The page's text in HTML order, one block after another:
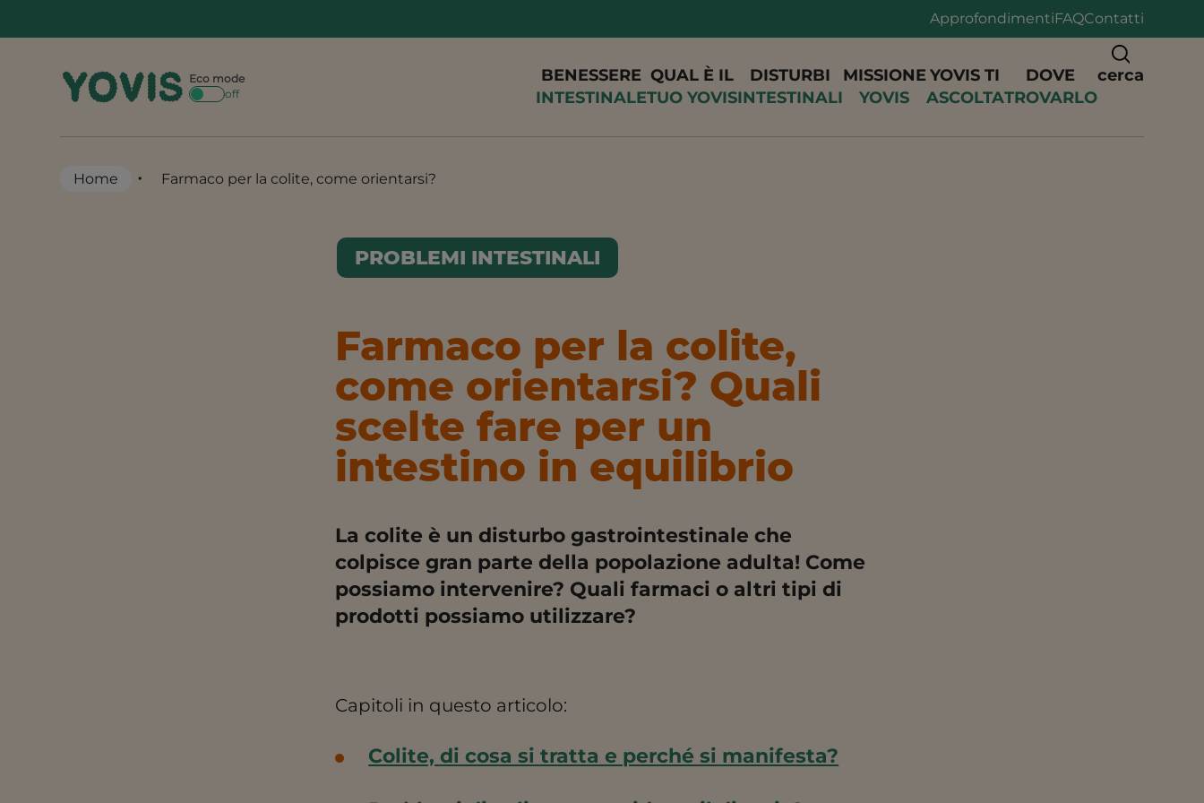
to
content
ApprofondimentiFAQContatti
Eco mode
off
BENESSERE
INTESTINALE
QUAL È IL
TUO YOVIS
DISTURBI
INTESTINALI
MISSIONE
YOVIS
YOVIS TI
ASCOLTA
DOVE
TROVARLO
cerca
Home • Farmaco per la colite, come orientarsi?
PROBLEMI INTESTINALI
Farmaco per la colite,
come orientarsi? Quali
scelte fare per un
intestino in equilibrio
La colite è un disturbo gastrointestinale che
colpisce gran parte della popolazione adulta! Come
possiamo intervenire? Quali farmaci o altri tipi di
prodotti possiamo utilizzare?
Capitoli in questo articolo:
Colite, di cosa si tratta e perché si manifesta?